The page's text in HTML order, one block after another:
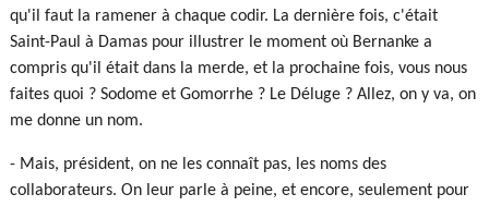
qu'il faut la ramener à chaque codir. La dernière fois, c'était
Saint-Paul à Damas pour illustrer le moment où Bernanke a
compris qu'il était dans la merde, et la prochaine fois, vous nous
faites quoi ? Sodome et Gomorrhe ? Le Déluge ? Allez, on y va, on
me donne un nom.
- Mais, président, on ne les connaît pas, les noms des
collaborateurs. On leur parle à peine, et encore, seulement pour